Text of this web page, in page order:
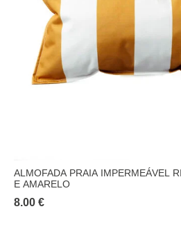
ALMOFADA PRAIA IMPERMEÁVEL
E AMARELO
8.00 €